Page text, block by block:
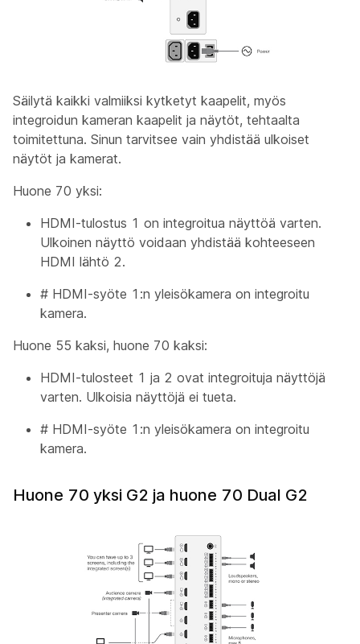
Säilytä kaikki valmiiksi kytketyt kaapelit, myös
integroidun kameran kaapelit ja näytöt, tehtaalta
toimitettuna. Sinun tarvitsee vain yhdistää ulkoiset
näytöt ja kamerat.
Huone 70 yksi:
HDMI-tulostus 1 on integroitua näyttöä varten.
Ulkoinen näyttö voidaan yhdistää kohteeseen
HDMI lähtö 2.
# HDMI-syöte 1:n yleisökamera on integroitu
kamera.
Huone 55 kaksi, huone 70 kaksi:
HDMI-tulosteet 1 ja 2 ovat integroituja näyttöjä
varten. Ulkoisia näyttöjä ei tueta.
# HDMI-syöte 1:n yleisökamera on integroitu
kamera.
Huone 70 yksi G2 ja huone 70 Dual G2